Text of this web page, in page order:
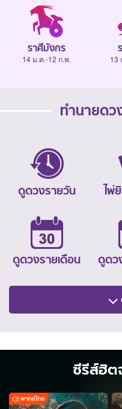
ราศีมังกร
14 ม.ค.-12 ก.พ. 13
ทำนายดว
ดูดวงรายวัน ไพ่
ดูดวงรายเดือน
ดูดว
ซีรีส์ฮิต